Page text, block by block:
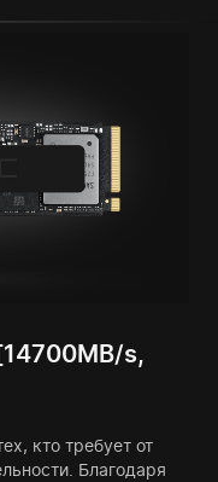
s,
кто требует от
Благодаря